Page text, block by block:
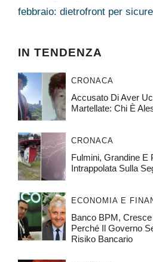
febbraio: dietrofront per
IN TENDENZA
CRONACA
Accusato Di Aver
Martellate: Chi È
CRONACA
Fulmini, Grandine E
Intrappolata Sulla
ECONOMIA E
Banco BPM,
Perché Il Governo
Risiko Bancario